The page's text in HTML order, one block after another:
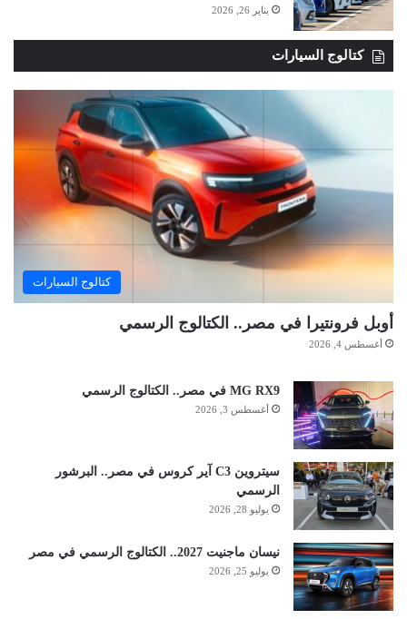
يناير 26, 2026
كتالوج السيارات
كتالوج السيارات
أوبل فرونتيرا في مصر.. الكتالوج الرسمي
أغسطس 4, 2026
MG RX9 في مصر.. الكتالوج الرسمي
أغسطس 3, 2026
سيتروين C3 آير كروس في مصر.. البرشور
الرسمي
يوليو 28, 2026
نيسان ماجنيت 2027.. الكتالوج الرسمي في مصر
يوليو 25, 2026